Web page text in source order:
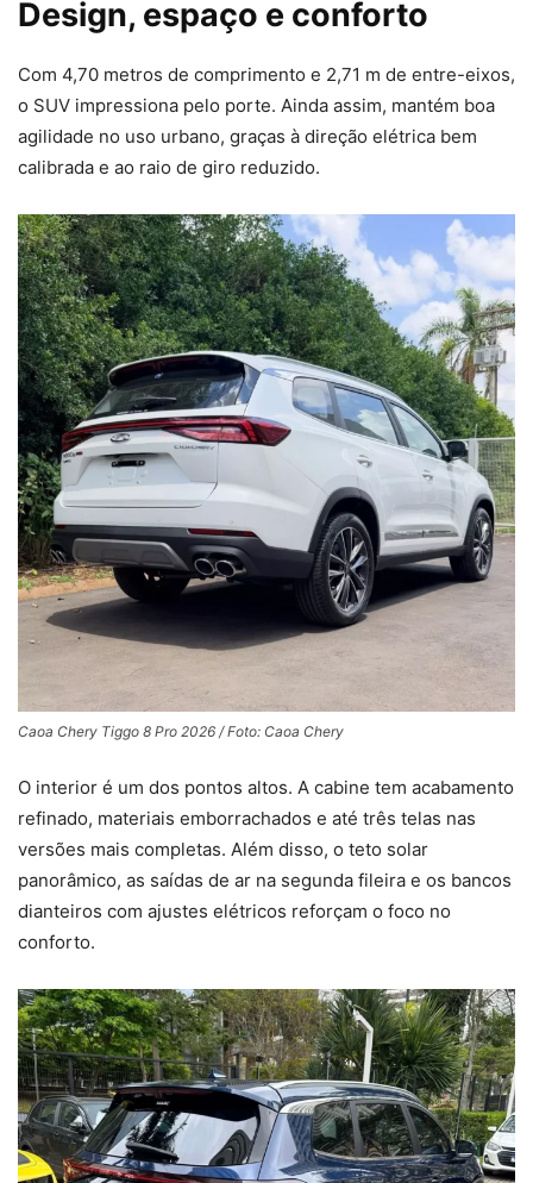
Design, espaço e conforto
Com 4,70 metros de comprimento e 2,71 m de entre-eixos,
o SUV impressiona pelo porte. Ainda assim, mantém boa
agilidade no uso urbano, graças à direção elétrica bem
calibrada e ao raio de giro reduzido.
Caoa Chery Tiggo 8 Pro 2026 / Foto: Caoa Chery
O interior é um dos pontos altos. A cabine tem acabamento
refinado, materiais emborrachados e até três telas nas
versões mais completas. Além disso, o teto solar
panorâmico, as saídas de ar na segunda fileira e os bancos
dianteiros com ajustes elétricos reforçam o foco no
conforto.